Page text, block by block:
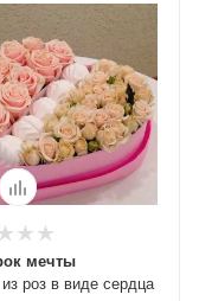
из роз в виде сердца
мечты